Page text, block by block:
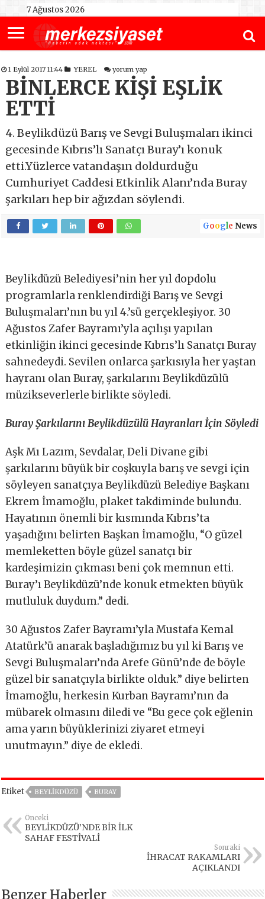
7 Ağustos 2026
1 Eylül 2017 11:44 YEREL yorum yap
BİNLERCE KİŞİ EŞLİK
ETTİ
4. Beylikdüzü Barış ve Sevgi Buluşmaları ikinci
gecesinde Kıbrıs’lı Sanatçı Buray’ı konuk
etti.Yüzlerce vatandaşın doldurduğu
Cumhuriyet Caddesi Etkinlik Alanı’nda Buray
şarkıları hep bir ağızdan söylendi.
Google News
Beylikdüzü Belediyesi’nin her yıl dopdolu
programlarla renklendirdiği Barış ve Sevgi
Buluşmaları’nın bu yıl 4.’sü gerçekleşiyor. 30
Ağustos Zafer Bayramı’yla açılışı yapılan
etkinliğin ikinci gecesinde Kıbrıs’lı Sanatçı Buray
sahnedeydi. Sevilen onlarca şarkısıyla her yaştan
hayranı olan Buray, şarkılarını Beylikdüzülü
müzikseverlerle birlikte söyledi.
Buray Şarkılarını Beylikdüzülü Hayranları İçin Söyledi
Aşk Mı Lazım, Sevdalar, Deli Divane gibi
şarkılarını büyük bir coşkuyla barış ve sevgi için
söyleyen sanatçıya Beylikdüzü Belediye Başkanı
Ekrem İmamoğlu, plaket takdiminde bulundu.
Hayatının önemli bir kısmında Kıbrıs’ta
yaşadığını belirten Başkan İmamoğlu, “O güzel
memleketten böyle güzel sanatçı bir
kardeşimizin çıkması beni çok memnun etti.
Buray’ı Beylikdüzü’nde konuk etmekten büyük
mutluluk duydum.” dedi.
30 Ağustos Zafer Bayramı’yla Mustafa Kemal
Atatürk’ü anarak başladığımız bu yıl ki Barış ve
Sevgi Buluşmaları’nda Arefe Günü’nde de böyle
güzel bir sanatçıyla birlikte olduk.” diye belirten
İmamoğlu, herkesin Kurban Bayramı’nın da
mübarek olmasını diledi ve “Bu gece çok eğlenin
ama yarın büyüklerinizi ziyaret etmeyi
unutmayın.” diye de ekledi.
Etiket BEYLIKDÜZÜ BURAY
Önceki
BEYLİKDÜZÜ’NDE BİR İLK
SAHAF FESTİVALİ
Sonraki
İHRACAT RAKAMLARI
AÇIKLANDI
Benzer Haberler